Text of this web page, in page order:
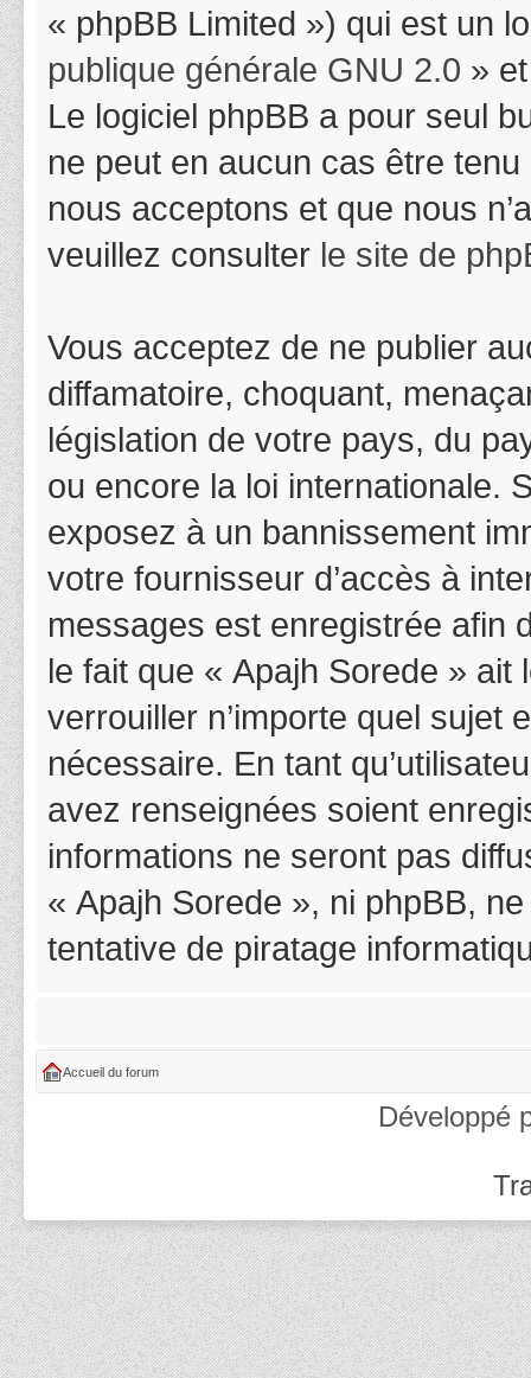
« phpBB Limited ») qui est un
publique générale GNU 2.0 »
Le logiciel phpBB a pour seul
ne peut en aucun cas être
nous acceptons et que nous
veuillez consulter le site de
Vous acceptez de ne publier
diffamatoire, choquant,
législation de votre pays, du
ou encore la loi internationale.
exposez à un bannissement
votre fournisseur d’accès à
messages est enregistrée afin
le fait que « Apajh Sorede »
verrouiller n’importe quel sujet
nécessaire. En tant
avez renseignées soient
informations ne seront pas
« Apajh Sorede », ni phpBB,
tentative de piratage
Accueil du forum
Développé